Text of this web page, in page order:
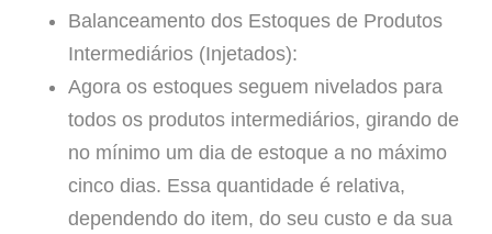
Balanceamento dos Estoques de Produtos
Intermediários (Injetados):
Agora os estoques seguem nivelados para
todos os produtos intermediários, girando de
no mínimo um dia de estoque a no máximo
cinco dias. Essa quantidade é relativa,
dependendo do item, do seu custo e da sua